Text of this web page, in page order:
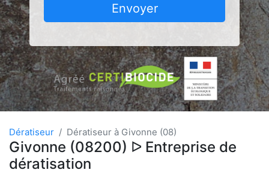
Envoyer
Dératiseur Dératiseur à Givonne (08)
Givonne (08200) ᐅ Entreprise de
dératisation